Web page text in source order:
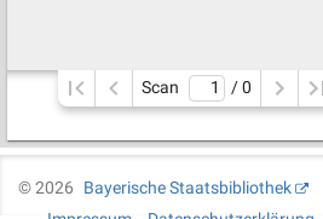
Scan / 0
©2026
Bayerische Staatsbibliothek